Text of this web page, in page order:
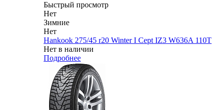
Быстрый просмотр
Нет
Зимние
Нет
Hankook 275/45 r20 Winter I Cept IZ3 W636A 110T
Нет в наличии
Подробнее